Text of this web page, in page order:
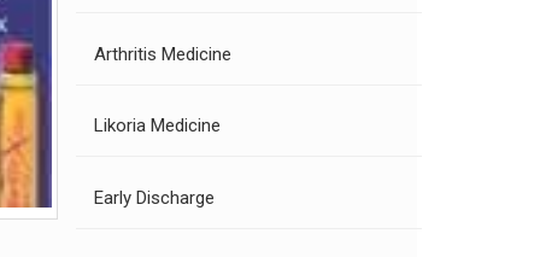
Arthritis Medicine
Likoria Medicine
Early Discharge